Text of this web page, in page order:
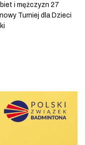
i mężczyzn 27
Turniej dla Dzieci